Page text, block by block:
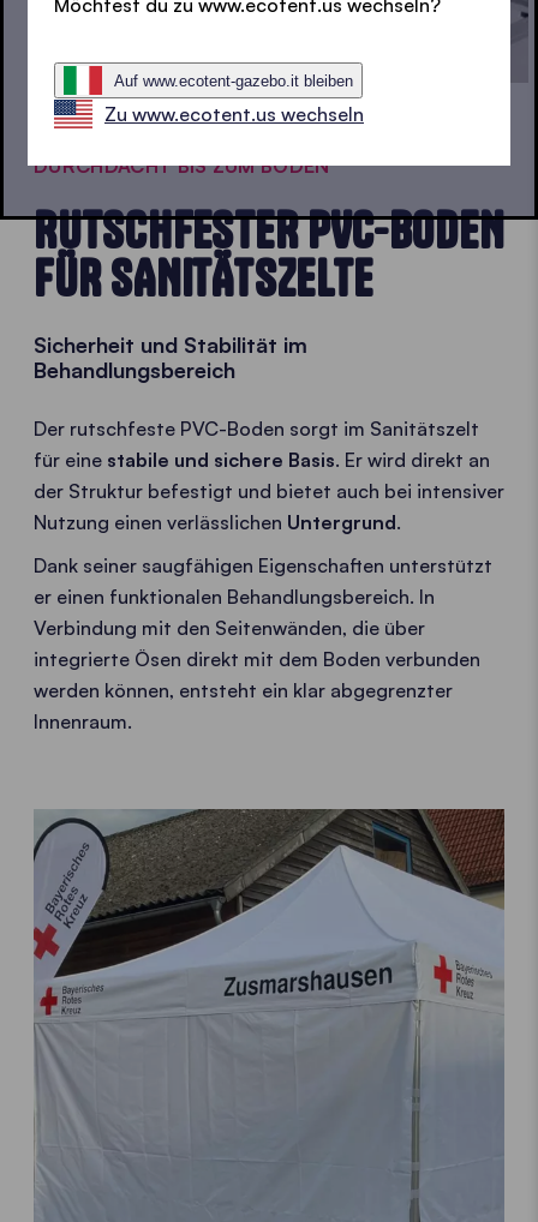
DURCHDACHT BIS ZUM BODEN
RUTSCHFESTER PVC-BODEN
FÜR SANITÄTSZELTE
Sicherheit und Stabilität im
Behandlungsbereich
Der rutschfeste PVC-Boden sorgt im Sanitätszelt
für eine stabile und sichere Basis. Er wird direkt an
der Struktur befestigt und bietet auch bei intensiver
Nutzung einen verlässlichen Untergrund.
Dank seiner saugfähigen Eigenschaften unterstützt
er einen funktionalen Behandlungsbereich. In
Verbindung mit den Seitenwänden, die über
integrierte Ösen direkt mit dem Boden verbunden
werden können, entsteht ein klar abgegrenzter
Innenraum.
Möchtest du zu www.ecotent.us wechseln?
Auf www.ecotent-gazebo.it bleiben
Zu www.ecotent.us wechseln